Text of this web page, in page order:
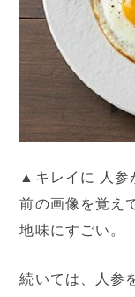
▲キレイに 人参
前の画像を覚え
地味にすごい。
続いては、人参